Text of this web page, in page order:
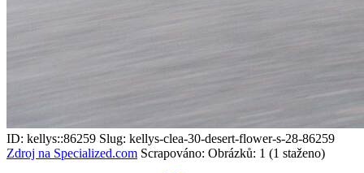
ID: kellys::86259 Slug: kellys-clea-30-desert-flower-s-28-86259
Zdroj na Specialized.com Scrapováno: Obrázků: 1 (1 staženo)